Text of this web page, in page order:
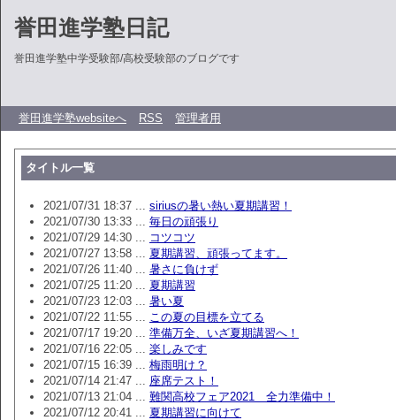
誉田進学塾日記
誉田進学塾中学受験部/高校受験部のブログです
誉田進学塾websiteへ RSS 管理者用
タイトル一覧
2021/07/31 18:37 ... siriusの暑い熱い夏期講習！
2021/07/30 13:33 ... 毎日の頑張り
2021/07/29 14:30 ... コツコツ
2021/07/27 13:58 ... 夏期講習、頑張ってます。
2021/07/26 11:40 ... 暑さに負けず
2021/07/25 11:20 ... 夏期講習
2021/07/23 12:03 ... 暑い夏
2021/07/22 11:55 ... この夏の目標を立てる
2021/07/17 19:20 ... 準備万全、いざ夏期講習へ！
2021/07/16 22:05 ... 楽しみです
2021/07/15 16:39 ... 梅雨明け？
2021/07/14 21:47 ... 座席テスト！
2021/07/13 21:04 ... 難関高校フェア2021 全力準備中！
2021/07/12 20:41 ... 夏期講習に向けて